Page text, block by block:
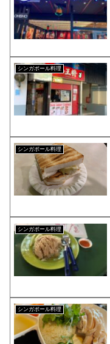
シンガポール料理
シンガポール料理
シンガポール料理
シンガポール料理